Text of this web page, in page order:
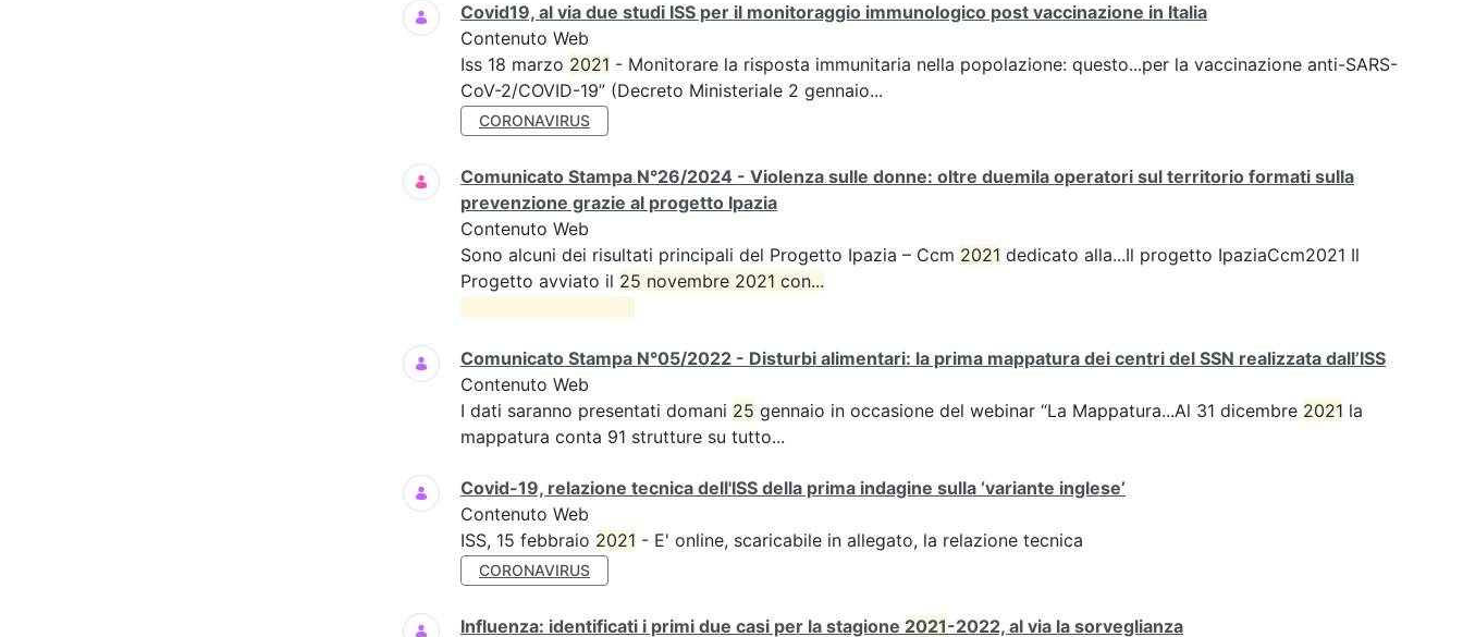
Covid19, al via due studi ISS per il monitoraggio immunologico post vaccinazione in Italia
Contenuto Web
Iss 18 marzo 2021 - Monitorare la risposta immunitaria nella popolazione: questo...per la vaccinazione anti-SARS-
CoV-2/COVID-19” (Decreto Ministeriale 2 gennaio...
CORONAVIRUS
Comunicato Stampa N°26/2024 - Violenza sulle donne: oltre duemila operatori sul territorio formati sulla
prevenzione grazie al progetto Ipazia
Contenuto Web
Sono alcuni dei risultati principali del Progetto Ipazia – Ccm 2021 dedicato alla...Il progetto IpaziaCcm2021 Il
Progetto avviato il 25 novembre 2021 con...
Comunicato Stampa N°05/2022 - Disturbi alimentari: la prima mappatura dei centri del SSN realizzata dall’ISS
Contenuto Web
I dati saranno presentati domani 25 gennaio in occasione del webinar “La Mappatura...Al 31 dicembre 2021 la
mappatura conta 91 strutture su tutto...
Covid-19, relazione tecnica dell'ISS della prima indagine sulla ‘variante inglese’
Contenuto Web
ISS, 15 febbraio 2021 - E' online, scaricabile in allegato, la relazione tecnica
CORONAVIRUS
Influenza: identificati i primi due casi per la stagione 2021-2022, al via la sorveglianza